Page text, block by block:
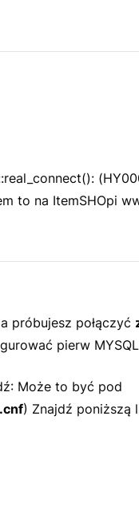
to na ItemSHOpi
próbujesz połączyć
pierw
Może to być pod
) Znajdź poniższą